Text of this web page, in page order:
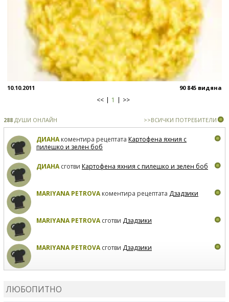
10.10.2011 90 845 видяна
<< 1 >>
288 ДУШИ ОНЛАЙН >>ВСИЧКИ ПОТРЕБИТЕЛИ
ДИАНАкоментира рецептата Картофена яхния с
пилешко и зелен боб
ДИАНАсготви Картофена яхния с пилешко и зелен боб
MARIYANA PETROVAкоментира рецептата Дзадзики
MARIYANA PETROVAсготви Дзадзики
MARIYANA PETROVAсготви Дзадзики
ЛЮБОПИТНО